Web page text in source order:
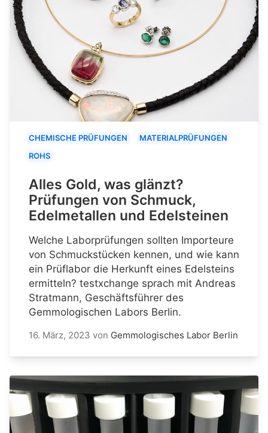
CHEMISCHE PRÜFUNGEN
MATERIALPRÜFUNGEN
ROHS
Alles Gold, was glänzt?
Prüfungen von Schmuck,
Edelmetallen und Edelsteinen
Welche Laborprüfungen sollten Importeure
von Schmuckstücken kennen, und wie kann
ein Prüflabor die Herkunft eines Edelsteins
ermitteln? testxchange sprach mit Andreas
Stratmann, Geschäftsführer des
Gemmologischen Labors Berlin.
16. März, 2023 von Gemmologisches Labor Berlin